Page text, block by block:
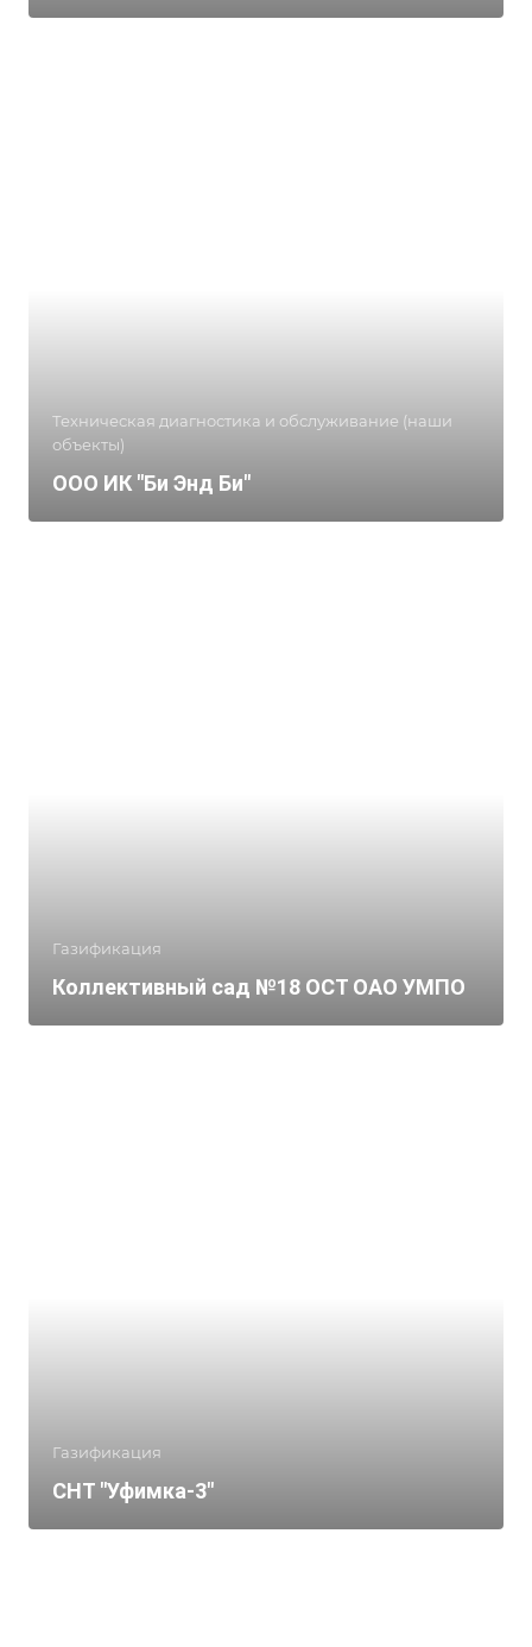
Техническая диагностика и обслуживание (наши
объекты)
ООО ИК "Би Энд Би"
Газификация
Коллективный сад №18 ОСТ ОАО УМПО
Газификация
СНТ "Уфимка-3"